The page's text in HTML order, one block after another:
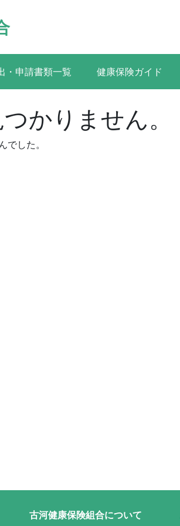
・申請書類一覧 健康保険ガイド
かりません。
した。
古河健康保険組合について